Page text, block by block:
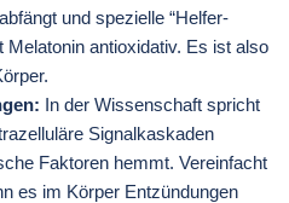
und spezielle “Helfer-
Melatonin antioxidativ. Es ist also
In der Wissenschaft spricht
Signalkaskaden
Faktoren hemmt. Vereinfacht
es im Körper Entzündungen